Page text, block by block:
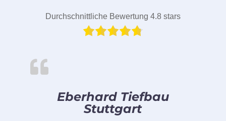
Durchschnittliche Bewertung 4.8 stars
Eberhard Tiefbau
Stuttgart